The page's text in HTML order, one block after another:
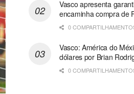
Vasco apresenta
encaminha compra de
0
Vasco: América do
dólares por Brian
0